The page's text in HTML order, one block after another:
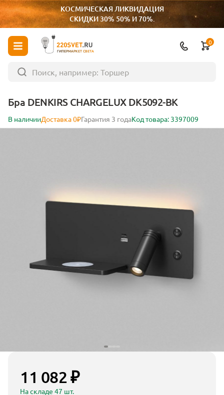
КОСМИЧЕСКАЯ ЛИКВИДАЦИЯ
СКИДКИ 30% 50% И 70%.
ГИПЕРМАРКЕТ СВЕТА
0
Бра DENKIRS CHARGELUX DK5092-BK
В наличииДоставка 0₽Гарантия 3 годаКод товара: 3397009
11 082 ₽
На складе 47 шт.